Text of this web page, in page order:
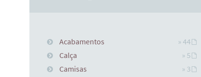
Acabamentos
» 44
Calça
» 5
Camisas
» 3